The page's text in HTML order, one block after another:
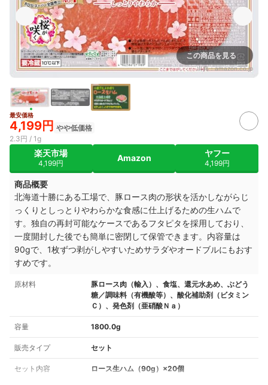
この商品を見る
出典：amazon.co.jp
最安価格
4,199円 やや低価格
2.3円 / 1g
楽天市場
4,199円
Amazon ヤフー
4,199円
商品概要
北海道十勝にある工場で、豚ロース肉の形状を活かしながらじ
っくりとしっとりやわらかな食感に仕上げるための生ハムで
す。独自の再封可能なケースであるフタピタを採用しており、
一度開封した後でも簡単に密閉して保管できます。内容量は
90gで、1枚ずつ剥がしやすいためサラダやオードブルにもおす
すめです。
原材料
豚ロース肉（輸入）、食塩、還元水あめ、ぶどう
糖／調味料（有機酸等）、酸化補助剤（ビタミン
Ｃ）、発色剤（亜硝酸Ｎａ）
容量 1800.0g
販売タイプ セット
セット内容 ロース生ハム（90g）×20個